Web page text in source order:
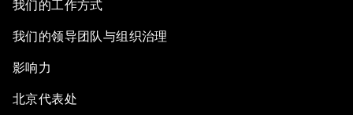
我们的工作方式
我们的领导团队与组织治理
影响力
北京代表处